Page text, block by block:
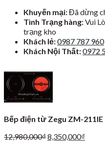
Khuyến mại:Đã dừng
Tình Trạng hàng:Vui
trạng kho
Khách lẻ:0987 787 960
Khách Nội Thất:0972
Bếp điện từ Zegu ZM-211IE
12,980,000₫Giá
8,350,000₫